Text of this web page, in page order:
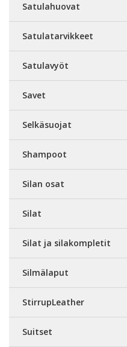
Satulahuovat
Satulatarvikkeet
Satulavyöt
Savet
Selkäsuojat
Shampoot
Silan osat
Silat
Silat ja silakompletit
Silmälaput
StirrupLeather
Suitset